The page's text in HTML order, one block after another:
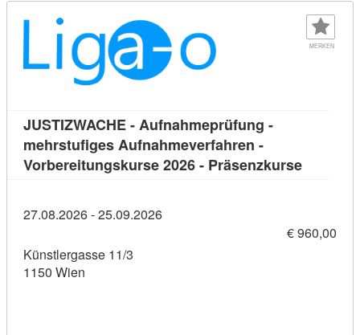
MERKEN
JUSTIZWACHE - Aufnahmeprüfung -
mehrstufiges Aufnahmeverfahren -
Vorbereitungskurse 2026 - Präsenzkurse
27.08.2026 - 25.09.2026
€ 960,00
Künstlergasse 11/3
1150 Wien